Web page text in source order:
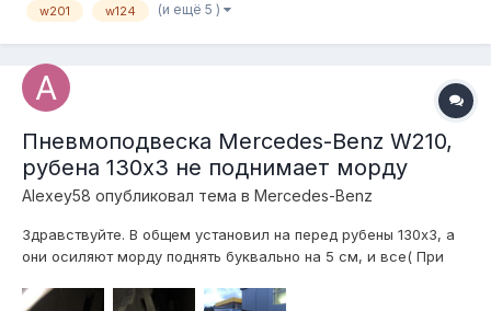
w201 w124 (и ещё 5 )
Пневмоподвеска Mercedes-Benz W210,
рубена 130x3 не поднимает морду
Alexey58 опубликовал тема в Mercedes-Benz
Здравствуйте. В общем установил на перед рубены 130x3, а
они осиляют морду поднять буквально на 5 см, и все( При
состоянии, немного поднимается только верхний бублик.